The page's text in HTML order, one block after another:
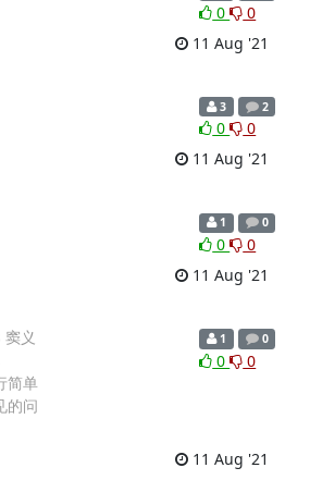
0
0
11 Aug '21
3 2
0
0
11 Aug '21
1 0
0
0
11 Aug '21
义
简单
的问
1 0
0 0
11 Aug '21